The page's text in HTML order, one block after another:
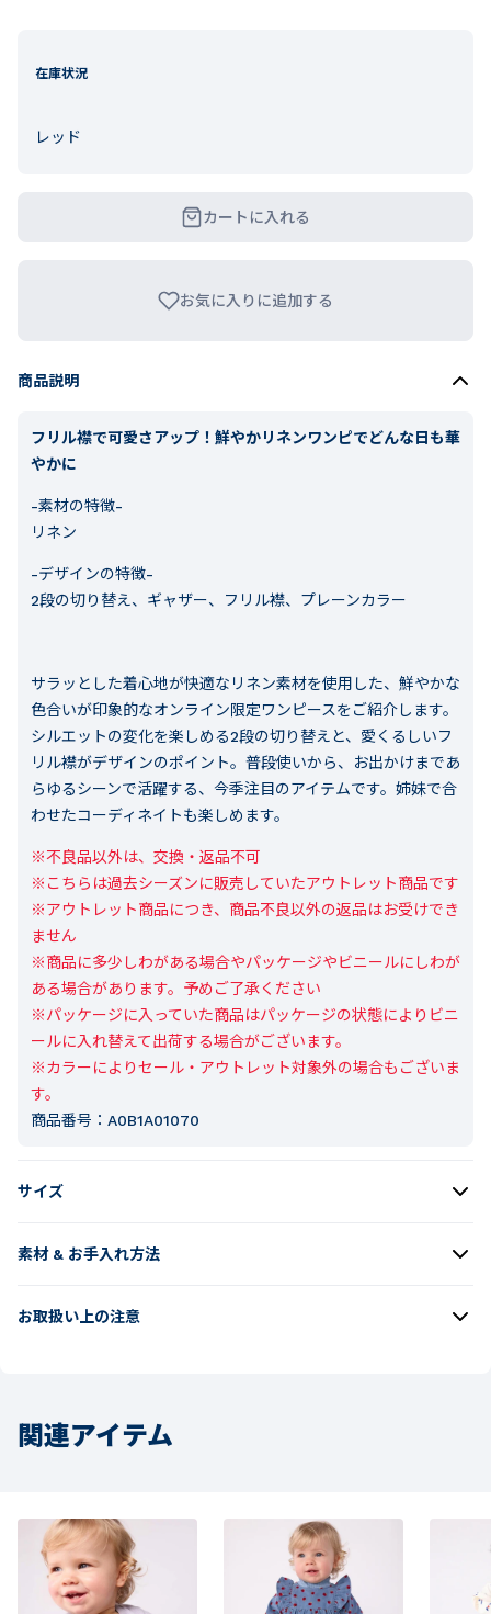
在庫状況
レッド
カートに入れる
お気に入りに追加する
商品説明
フリル襟で可愛さアップ！鮮やかリネンワンピでどんな日も華
やかに
-素材の特徴-
リネン
-デザインの特徴-
2段の切り替え、ギャザー、フリル襟、プレーンカラー
サラッとした着心地が快適なリネン素材を使用した、鮮やかな
色合いが印象的なオンライン限定ワンピースをご紹介します。
シルエットの変化を楽しめる2段の切り替えと、愛くるしいフ
リル襟がデザインのポイント。普段使いから、お出かけまであ
らゆるシーンで活躍する、今季注目のアイテムです。姉妹で合
わせたコーディネイトも楽しめます。
※不良品以外は、交換・返品不可
※こちらは過去シーズンに販売していたアウトレット商品です
※アウトレット商品につき、商品不良以外の返品はお受けでき
ません
※商品に多少しわがある場合やパッケージやビニールにしわが
ある場合があります。予めご了承ください
※パッケージに入っていた商品はパッケージの状態によりビニ
ールに入れ替えて出荷する場合がございます。
※カラーによりセール・アウトレット対象外の場合もございま
す。
商品番号： A0B1A01070
サイズ
素材 & お手入れ方法
お取扱い上の注意
関連アイテム